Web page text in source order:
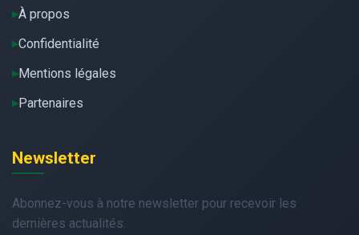
À propos
Confidentialité
Mentions légales
Partenaires
Newsletter
Abonnez-vous à notre newsletter pour recevoir les
dernières actualités.